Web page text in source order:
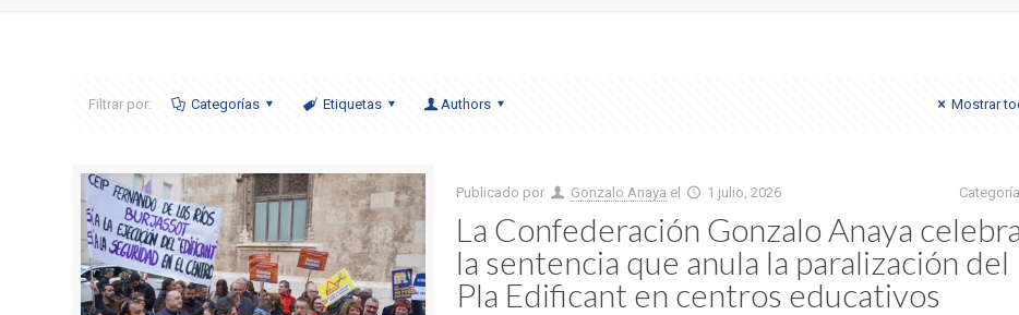
Filtrar por: Categorías Etiquetas Authors Mostrar
Publicado por Gonzalo Anaya el 1 julio, 2026
La Confederación Gonzalo Anaya
la sentencia que anula la paralización del
Pla Edificant en centros educativos